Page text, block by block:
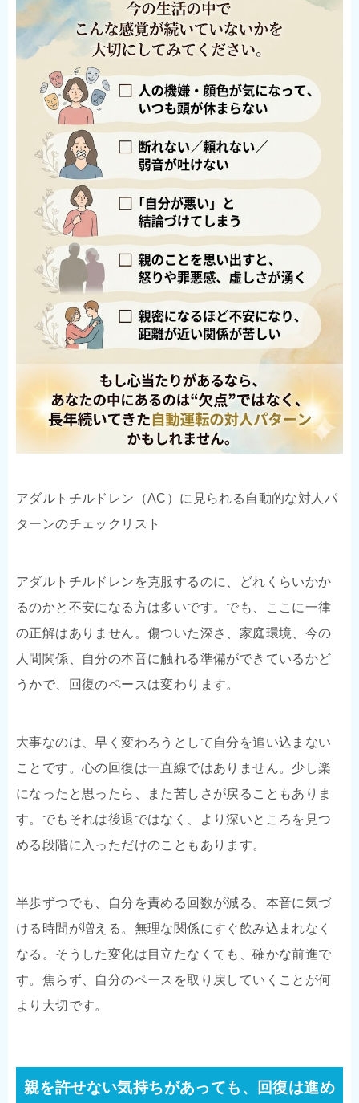
アダルトチルドレン（AC）に見られる自動的な対人パ
ターンのチェックリスト
アダルトチルドレンを克服するのに、どれくらいかか
るのかと不安になる方は多いです。でも、ここに一律
の正解はありません。傷ついた深さ、家庭環境、今の
人間関係、自分の本音に触れる準備ができているかど
うかで、回復のペースは変わります。
大事なのは、早く変わろうとして自分を追い込まない
ことです。心の回復は一直線ではありません。少し楽
になったと思ったら、また苦しさが戻ることもありま
す。でもそれは後退ではなく、より深いところを見つ
める段階に入っただけのこともあります。
半歩ずつでも、自分を責める回数が減る。本音に気づ
ける時間が増える。無理な関係にすぐ飲み込まれなく
なる。そうした変化は目立たなくても、確かな前進で
す。焦らず、自分のペースを取り戻していくことが何
より大切です。
親を許せない気持ちがあっても、回復は進め